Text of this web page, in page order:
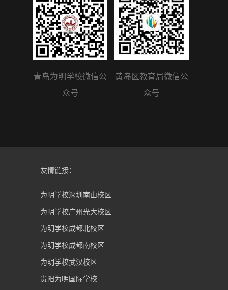
青岛为明学校微信公
众号
黄岛区教育局微信公
众号
友情链接：
为明学校深圳南山校区
为明学校广州光大校区
为明学校成都北校区
为明学校成都南校区
为明学校武汉校区
贵阳为明国际学校